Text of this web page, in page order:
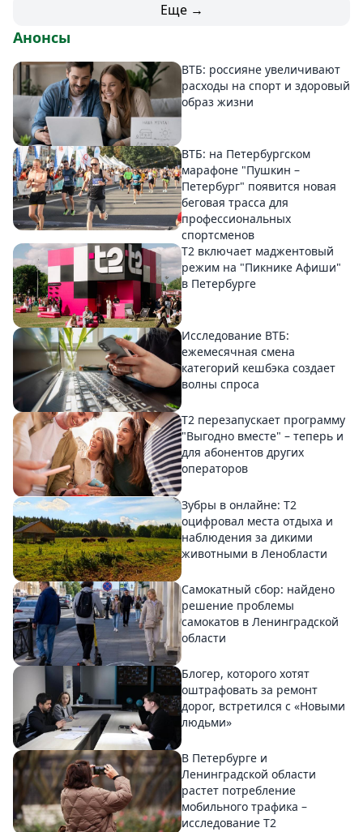
Еще →
Анонсы
ВТБ: россияне увеличивают
расходы на спорт и здоровый
образ жизни
ВТБ: на Петербургском
марафоне "Пушкин –
Петербург" появится новая
беговая трасса для
профессиональных
спортсменов
Т2 включает маджентовый
режим на "Пикнике Афиши"
в Петербурге
Исследование ВТБ:
ежемесячная смена
категорий кешбэка создает
волны спроса
Т2 перезапускает программу
"Выгодно вместе" – теперь и
для абонентов других
операторов
Зубры в онлайне: Т2
оцифровал места отдыха и
наблюдения за дикими
животными в Ленобласти
Самокатный сбор: найдено
решение проблемы
самокатов в Ленинградской
области
Блогер, которого хотят
оштрафовать за ремонт
дорог, встретился с «Новыми
людьми»
В Петербурге и
Ленинградской области
растет потребление
мобильного трафика –
исследование T2